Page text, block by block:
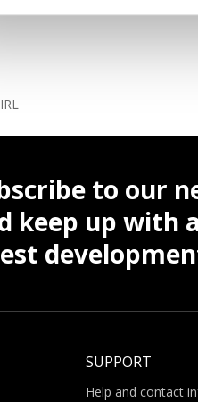
to our
keep up with
SUPPORT
Help and contact